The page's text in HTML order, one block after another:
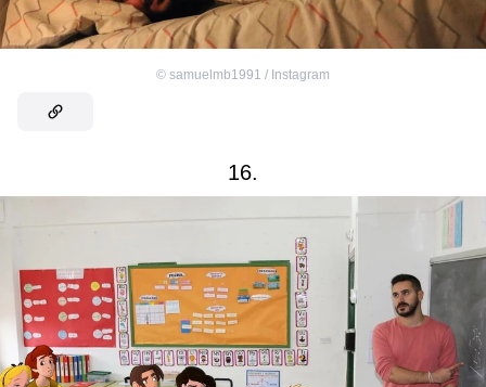
© samuelmb1991 / Instagram
16.